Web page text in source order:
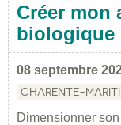
Créer mon
biologique
08 septembre
CHARENTE-
Dimensionner